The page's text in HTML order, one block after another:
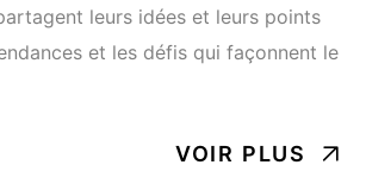
leurs idées et leurs points
et les défis qui façonnent le
VOIR PLUS